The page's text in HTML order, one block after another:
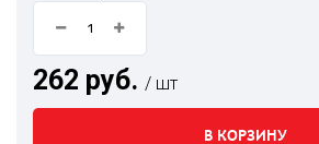
262 руб. / шт
В КОРЗИНУ